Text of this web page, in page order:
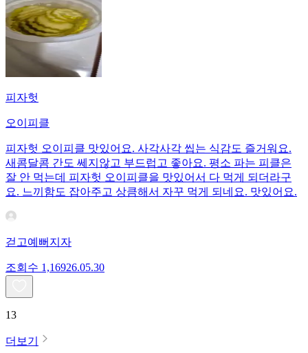
피자헛
오이피클
피자헛 오이피클 맛있어요. 사각사각 씹는 식감도 즐거워요.
새콤달콤 간도 쎄지않고 부드럽고 좋아요. 평소 파는 피클은
잘 안 먹는데 피자헛 오이피클을 맛있어서 다 먹게 되더라구
요. 느끼함도 잡아주고 상큼해서 자꾸 먹게 되네요. 맛있어요.
걷고예뻐지자
조회수 1,16926.05.30
13
더보기